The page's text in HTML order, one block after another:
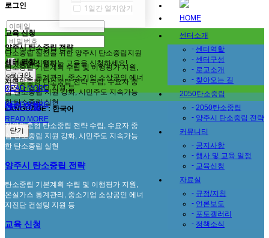
HOME
센터소개
- 센터역할
- 센터구성
- 로고소개
- 찾아오는 길
2050탄소중립
- 2050탄소중립
- 양주시 탄소중립 전략
커뮤니티
- 공지사항
- 행사 및 교육 일정
- 교육신청
자료실
- 규정/지침
- 언론보도
- 포토갤러리
- 정책소식
로그인
로그인 유지
×
LANGUAGE : 한국어
닫기
센터 역할
지역맞춤형 탄소중립 전략 수립, 수요자 중
심 탄소중립 지원 강화, 시민주도 지속가능
한 탄소중립 실현
READ MORE
양주시 탄소중립 전략
탄소중립 기본계획 수립 및 이행평가 지원,
온실가스 통계관리, 중소기업 소상공인 에너
지진단 컨설팅 지원 등
READ MORE
교육 신청
탄소중립 실천을 위한 양주시 탄소중립지원
센터에서 진행하는 교육을 신청하세요!
READ MORE
센터 역할
지역맞춤형 탄소중립 전략 수립, 수요자 중
심 탄소중립 지원 강화, 시민주도 지속가능
한 탄소중립 실현
양주시 탄소중립 전략
탄소중립 기본계획 수립 및 이행평가 지원,
온실가스 통계관리, 중소기업 소상공인 에너
지진단 컨설팅 지원 등
교육 신청
1일간 열지않기